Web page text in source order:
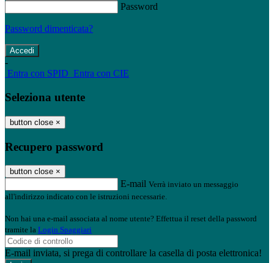
Password
Password dimenticata?
-
Entra con SPID Entra con CIE
Seleziona utente
button close ×
Recupero password
button close ×
E-mail Verrà inviato un messaggio
all'indirizzo indicato con le istruzioni necessarie.
Non hai una e-mail associata al nome utente? Effettua il reset della password
tramite la Login Spaggiari
E-mail inviata, si prega di controllare la casella di posta elettronica!